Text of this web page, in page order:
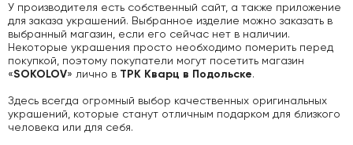
У производителя есть собственный сайт, а также приложение
для заказа украшений. Выбранное изделие можно заказать в
выбранный магазин, если его сейчас нет в наличии.
Некоторые украшения просто необходимо померить перед
покупкой, поэтому покупатели могут посетить магазин
«SOKOLOV» лично в ТРК Кварц в Подольске.
Здесь всегда огромный выбор качественных оригинальных
украшений, которые станут отличным подарком для близкого
человека или для себя.